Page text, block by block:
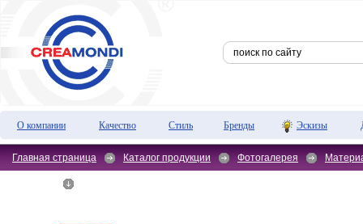
О компании Качество Стиль Бренды Эскизы
Главная страница Каталог продукции Фотогалерея